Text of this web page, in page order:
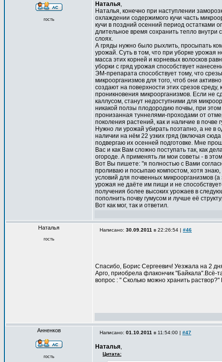
гость
Наталья,
Наталья, конечно при наступлении
охлаждении содержимого кучи часть
кучи в поздний осенний период остатками
длительное время сохранить тепло внутри
слоях.
А гряды нужно было рыхлить, просыпать
урожай. Суть в том, что при уборке урожая
масса этих корней и корневых волосков
уборки с гряд урожая способствует
ЭМ-препарата способствует тому, что
микроорганизмов для того, чтоб они
создают на поверхности этих срезов
проникновения микроорганизмов. Если не
каллусом, станут недоступними для
никакой ползы плодородию почвы, при этом
пронизанная туннелями-проходами от
поколения растений, как и наличие в почве
Нужно ли урожай убирать поэтапно, а не в
наличии на нём 22 узких гряд (включая
подвергаю их осенней подготовке. Мне
Вас и как Вам сложно поступать так, как
огороде. А применять ли мои советы - в
Вот Вы пишете: "я полностью с Вами
проливаю и посыпаю компостом, хотя
условий для почвенных микроорганизмов
урожая не даёте им пищи и не
получения более высоких урожаев в
пополнить почву гумусом и лучше её
Вот как мог, так и ответил.
Наталья
гость
Написано: 30.09.2011 в 22:26:54 | #46
Спасибо, Борис Сергеевич! Уезжала на 2
Арго, приобрела флакончик "Байкала".Всё-
вопрос : " Сколько можно хранить
Анненков
гость
Написано: 01.10.2011 в 11:54:00 | #47
Наталья,
Цитата: